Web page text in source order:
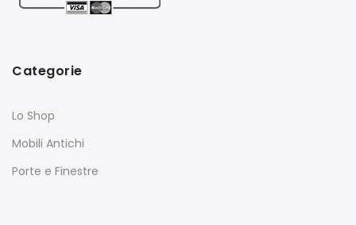
Categorie
Lo Shop
Mobili Antichi
Porte e Finestre